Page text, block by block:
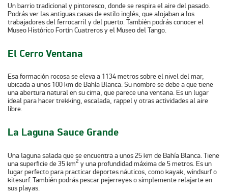
Un barrio tradicional y pintoresco, donde se respira el aire del pasado.
Podrás ver las antiguascasas de estilo inglés, que alojaban a los
trabajadores del ferrocarril y del puerto. También podrás conocer el
Museo Histórico Fortín Cuatreros y el Museo del Tango.
El Cerro Ventana
Esa formación rocosa se eleva a 1134 metros sobre el nivel del mar,
ubicada a unos 100 km de Bahía Blanca. Su nombre se debe a que tiene
una abertura natural en su cima, que parece una ventana. Es un lugar
ideal para hacer trekking, escalada, rappel y otras actividades al aire
libre.
La Laguna Sauce Grande
Una laguna salada que se encuentra a unos 25 km de Bahía Blanca. Tiene
una superficie de 35 km2 y una profundidad máxima de 5 metros. Es un
lugar perfecto para practicar deportes náuticos, como kayak, windsurf o
kitesurf. También podrás pescar pejerreyes o simplemente relajarte en
sus playas.